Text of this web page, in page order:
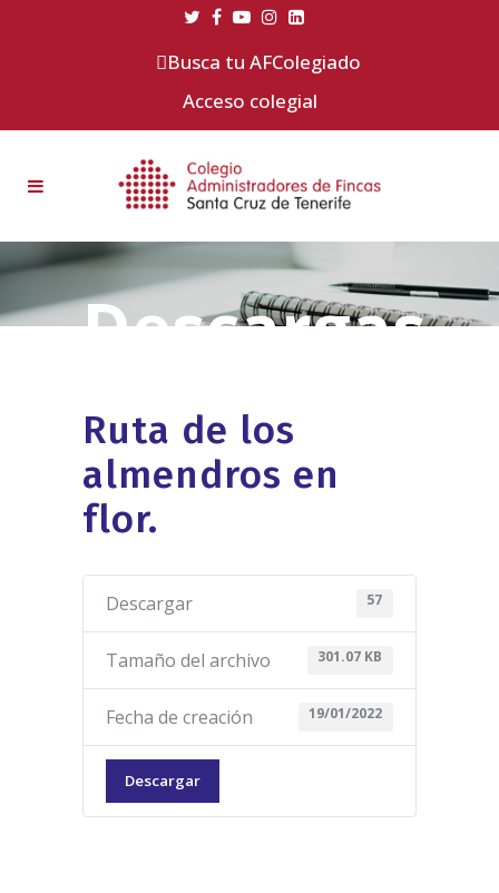
Busca tu AFColegiado
Acceso colegial
Ruta de los
almendros en
flor.
Descargar 57
Tamaño del archivo 301.07 KB
Fecha de creación 19/01/2022
Descargar